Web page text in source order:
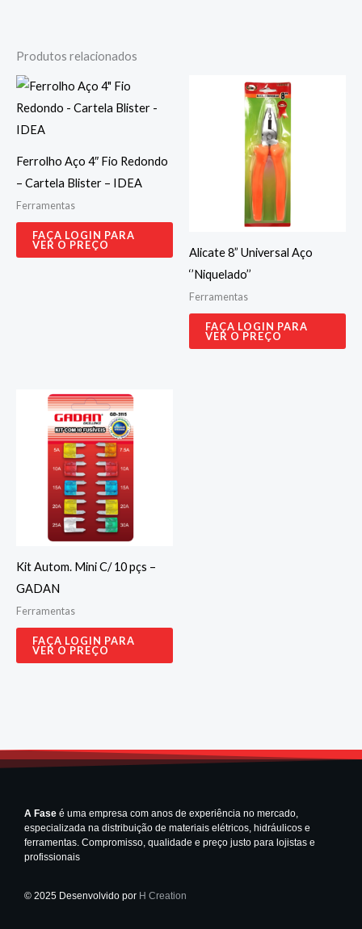
Produtos relacionados
Ferrolho Aço 4″ Fio Redondo
– Cartela Blister – IDEA
Ferramentas
FAÇA LOGIN PARA
VER O PREÇO
Alicate 8” Universal Aço
‘’Niquelado’’
Ferramentas
FAÇA LOGIN PARA
VER O PREÇO
Kit Autom. Mini C/ 10 pçs –
GADAN
Ferramentas
FAÇA LOGIN PARA
VER O PREÇO
A Fase é uma empresa com anos de experiência no mercado,
especializada na distribuição de materiais elétricos, hidráulicos e
ferramentas. Compromisso, qualidade e preço justo para lojistas e
profissionais
© 2025 Desenvolvido por H Creation